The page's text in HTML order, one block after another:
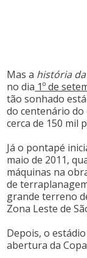
Mas a história
no dia 1º de
tão sonhado
do centenário do
cerca de 150 mil
Já o pontapé
maio de 2011,
máquinas na
de
grande terreno
Zona Leste de
Depois, o
abertura da